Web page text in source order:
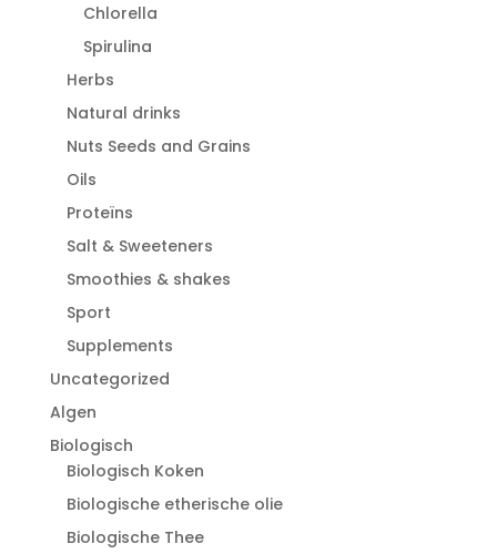
Chlorella
Spirulina
Herbs
Natural drinks
Nuts Seeds and Grains
Oils
Proteïns
Salt & Sweeteners
Smoothies & shakes
Sport
Supplements
Uncategorized
Algen
Biologisch
Biologisch Koken
Biologische etherische olie
Biologische Thee